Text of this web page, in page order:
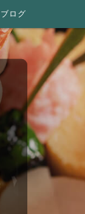
ログ